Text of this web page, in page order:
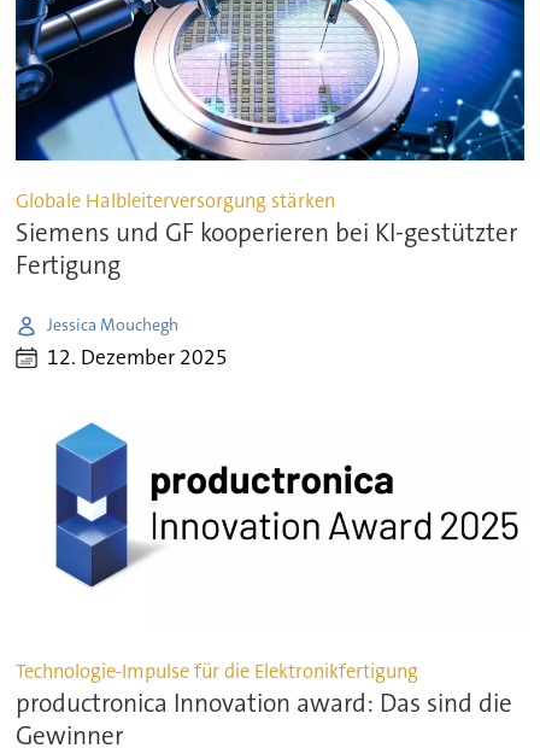
Globale Halbleiterversorgung stärken
Siemens und GF kooperieren bei KI-gestützter
Fertigung
Jessica Mouchegh
12. Dezember 2025
Technologie-Impulse für die Elektronikfertigung
productronica Innovation award: Das sind die
Gewinner